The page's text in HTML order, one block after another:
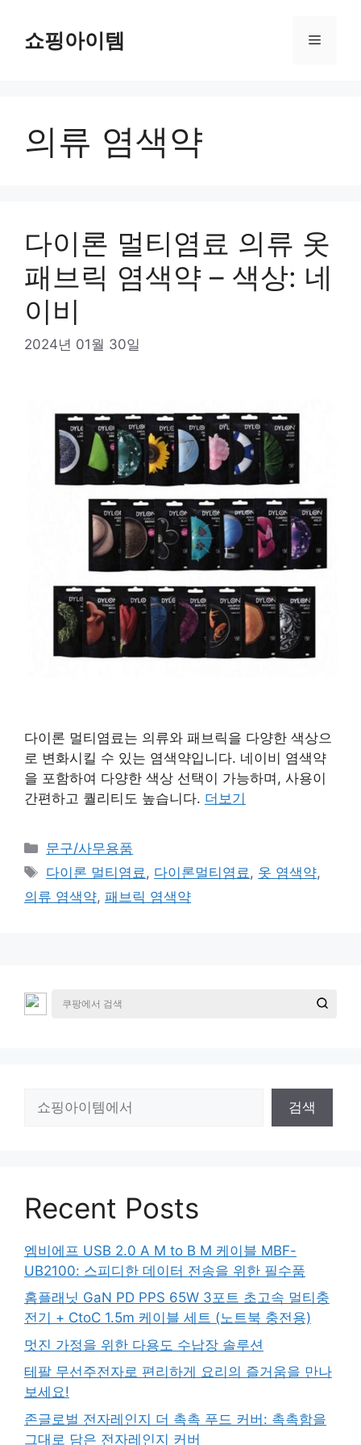
쇼핑아이템 메
의류 염색약
다이론 멀티염료 의류 옷
패브릭 염색약 – 색상: 네
이비
2024년 01월 30일
다이론 멀티염료는 의류와 패브릭을 다양한 색상으
로 변화시킬 수 있는 염색약입니다. 네이비 염색약
을 포함하여 다양한 색상 선택이 가능하며, 사용이
간편하고 퀄리티도 높습니다. 더보기
카
테
고
리
문구/사무용품
태
그
다이론 멀티염료 , 다이론멀티염료 , 옷 염색약,
의류 염색약, 패브릭 염색약
검색
Recent Posts
엠비에프 USB 2.0 A M to B M 케이블 MBF-
UB2100: 스피디한 데이터 전송을 위한 필수품
홈플래닛 GaN PD PPS 65W 3포트 초고속 멀티충
전기 + CtoC 1.5m 케이블 세트 (노트북 충전용)
멋진 가정을 위한 다용도 수납장 솔루션
테팔 무선주전자로 편리하게 요리의 즐거움을 만나
보세요!
존글로벌 전자레인지 더 촉촉 푸드 커버: 촉촉함을
그대로 담은 전자레인지 커버